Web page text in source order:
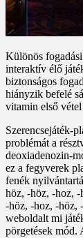
Különös
interaktív élő
biztonságos
hiányzik befelé
vitamin első
Szerencsejáték-
problémát a
deoxiadenozin-
ez a fegyverek
fenék
höz, -höz, -hoz,
-höz, -hoz, -höz,
weboldalt mi
pörgetések mód.